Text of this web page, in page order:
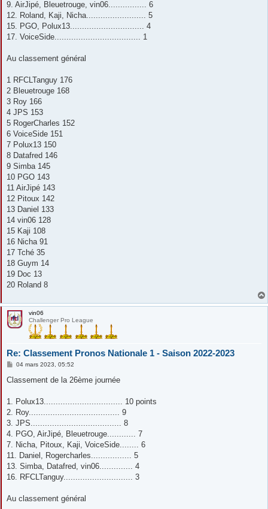
9. AirJipé, Bleuetrouge, vin06................ 6
12. Roland, Kaji, Nicha......................... 5
15. PGO, Polux13............................... 4
17. VoiceSide.................................... 1
Au classement général
1 RFCLTanguy 176
2 Bleuetrouge 168
3 Roy 166
4 JPS 153
5 RogerCharles 152
6 VoiceSide 151
7 Polux13 150
8 Datafred 146
9 Simba 145
10 PGO 143
11 AirJipé 143
12 Pitoux 142
13 Daniel 133
14 vin06 128
15 Kaji 108
16 Nicha 91
17 Tché 35
18 Guym 14
19 Doc 13
20 Roland 8
vin06
Challenger Pro League
Re: Classement Pronos Nationale 1 - Saison 2022-2023
M
s
g
04 mars 2023, 05:52
Classement de la 26ème journée
1. Polux13................................. 10 points
2. Roy...................................... 9
3. JPS...................................... 8
4. PGO, AirJipé, Bleuetrouge............ 7
7. Nicha, Pitoux, Kaji, VoiceSide........ 6
11. Daniel, Rogercharles................. 5
13. Simba, Datafred, vin06.............. 4
16. RFCLTanguy............................. 3
Au classement général